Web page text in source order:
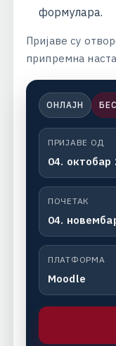
формулара.
Пријаве су отвор
припремна наста
ОНЛАЈН
ПРИЈАВЕ ОД
04. октобар
ПОЧЕТАК
04.
ПЛАТФОРМА
Moodle